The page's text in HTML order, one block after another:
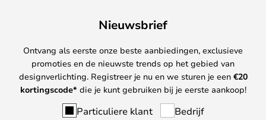
Nieuwsbrief
Ontvang als eerste onze beste aanbiedingen, exclusieve
promoties en de nieuwste trends op het gebied van
designverlichting. Registreer je nu en we sturen je een €20
kortingscode* die je kunt gebruiken bij je eerste aankoop!
Particuliere klant Bedrijf